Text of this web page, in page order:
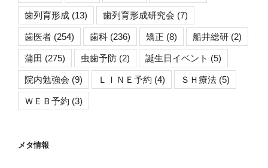
歯列育形成 (13) 歯列育形成研究会 (7)
歯医者 (254) 歯科 (236) 矯正 (8) 船井総研 (2)
蒲田 (275) 虫歯予防 (2) 誕生日イベント (5)
院内勉強会 (9) ＬＩＮＥ予約 (4) ＳＨ療法 (5)
ＷＥＢ予約 (3)
メタ情報